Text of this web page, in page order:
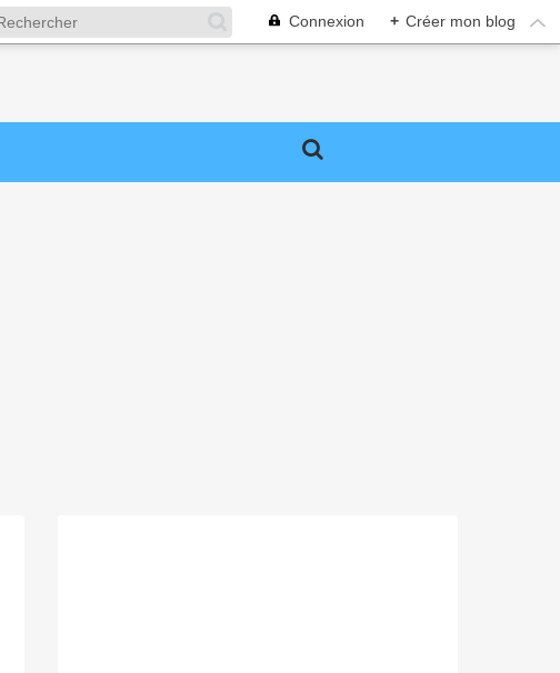
Connexion + Créer mon blog